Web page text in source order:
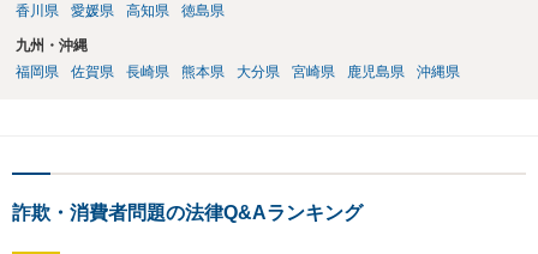
香川県
愛媛県 高知県 徳島県
九州・沖縄
福岡県
佐賀県 長崎県 熊本県 大分県 宮崎県 鹿児島県 沖縄県
詐欺・消費者問題の法律Q&Aランキング